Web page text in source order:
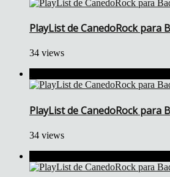
PlayList de CanedoRock para
34 views
PlayList de CanedoRock para
34 views